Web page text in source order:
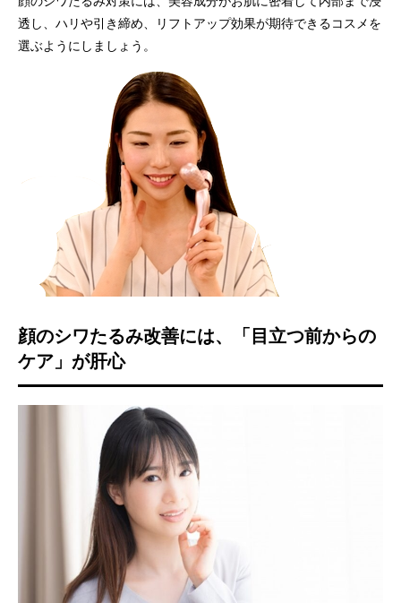
透し、ハリや引き締め、リフトアップ効果が期待できるコスメを
選ぶようにしましょう。
顔のシワたるみ改善には、「目立つ前からの
ケア」が肝心